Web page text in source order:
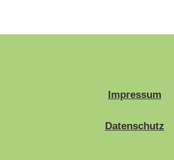
Impressum
Datenschutz